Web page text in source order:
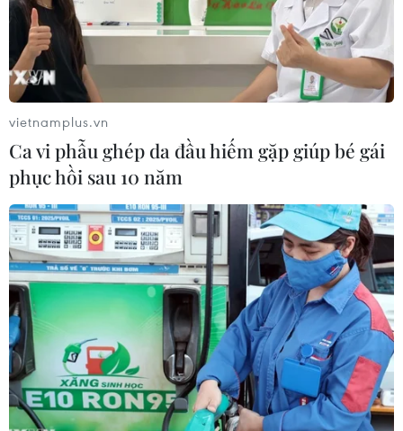
Giả danh tổ chức quốc tế cho vay khởi
nghiệp để chiếm đoạt tiền
20/04/2020 12:00
Nhung hứa hẹn sẽ giúp vợ chồng chị T. vay được 50 tỷ
đồng từ tổ chức UNESCO Việt Nam với điều kiện vợ
chồng chị T. phải nộp cho Nhung 3,5 tỷ đồng tiền “đối
ứng” của khoản vay này.
vietnamplus.vn
Ca vi phẫu ghép da đầu hiếm gặp giúp bé gái
phục hồi sau 10 năm